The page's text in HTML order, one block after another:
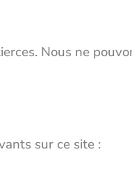
Nous ne
sur ce site :